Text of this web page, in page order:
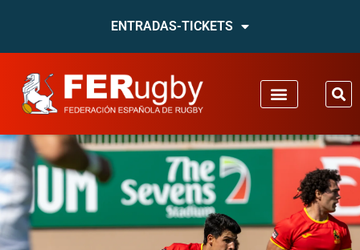
ENTRADAS-TICKETS